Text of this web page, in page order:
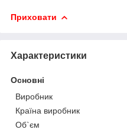
Приховати
Характеристики
Основні
Виробник
Країна виробник
Об`єм